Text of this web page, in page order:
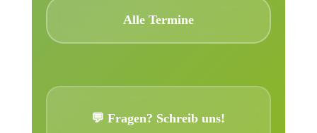
Alle Termine
💬 Fragen? Schreib uns!